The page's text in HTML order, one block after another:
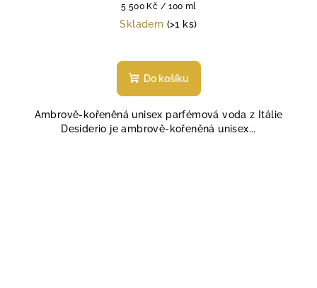
Měrná
cena:
5 500 Kč / 100 ml
Skladem (>1 ks)
Do košíku
Ambrově-kořeněná unisex parfémová voda z Itálie
Desiderio je ambrově-kořeněná unisex...